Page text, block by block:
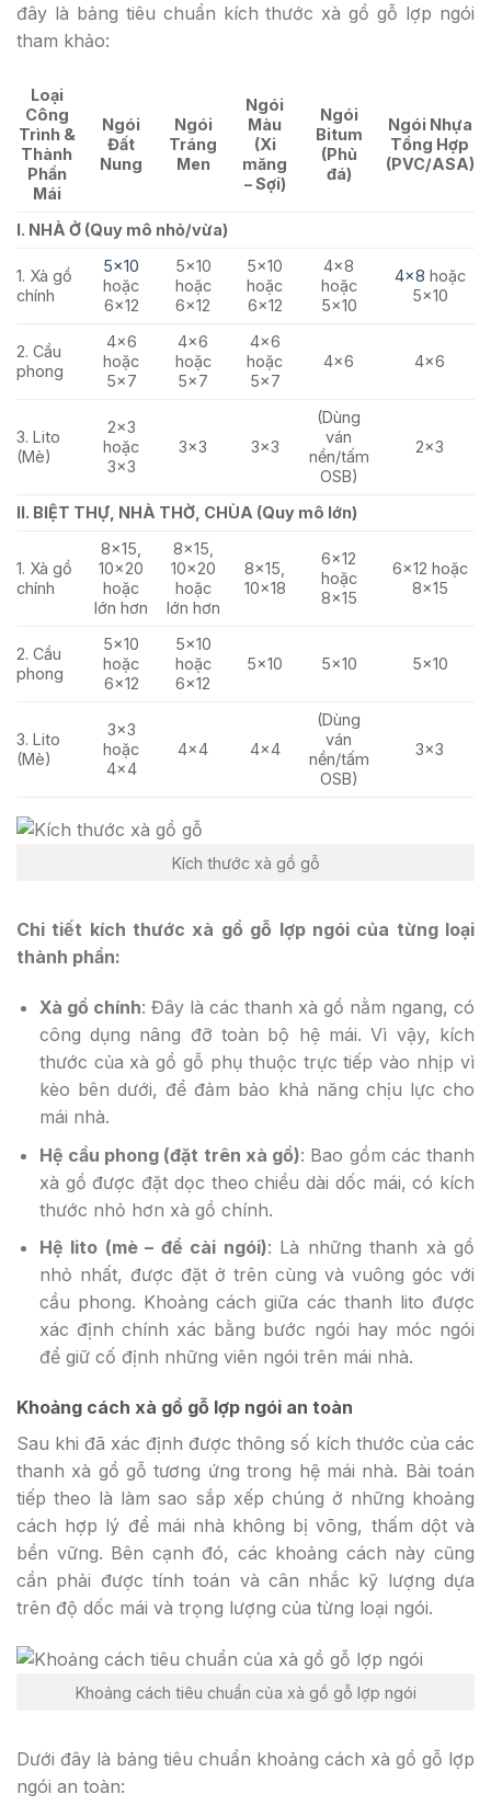
đây là bảng tiêu chuẩn kích thước xà gồ gỗ lợp ngói
tham khảo:
Loại
Công
Trình &
Thành
Phần
Mái
Ngói
Đất
Nung
Ngói
Tráng
Men
Ngói
Màu
(Xi
măng
– Sợi)
Ngói
Bitum
(Phủ
đá)
Ngói Nhựa
Tổng Hợp
(PVC/ASA)
I. NHÀ Ở (Quy mô nhỏ/vừa)
1. Xà gồ
chính
5×10
hoặc
6×12
5×10
hoặc
6×12
5×10
hoặc
6×12
4×8
hoặc
5×10
4×8 hoặc
5×10
2. Cầu
phong
4×6
hoặc
5×7
4×6
hoặc
5×7
4×6
hoặc
5×7
4×6 4×6
3. Lito
(Mè)
2×3
hoặc
3×3
3×3 3×3
(Dùng
ván
nền/tấm
OSB)
2×3
II. BIỆT THỰ, NHÀ THỜ, CHÙA (Quy mô lớn)
1. Xà gồ
chính
8×15,
10×20
hoặc
lớn hơn
8×15,
10×20
hoặc
lớn hơn
8×15,
10×18
6×12
hoặc
8×15
6×12 hoặc
8×15
2. Cầu
phong
5×10
hoặc
6×12
5×10
hoặc
6×12
5×10 5×10 5×10
3. Lito
(Mè)
3×3
hoặc
4×4
4×4 4×4
(Dùng
ván
nền/tấm
OSB)
3×3
Kích thước xà gồ gỗ
Chi tiết kích thước xà gồ gỗ lợp ngói của từng loại
thành phần:
Xà gồ chính: Đây là các thanh xà gồ nằm ngang, có
công dụng nâng đỡ toàn bộ hệ mái. Vì vậy, kích
thước của xà gồ gỗ phụ thuộc trực tiếp vào nhịp vì
kèo bên dưới, để đảm bảo khả năng chịu lực cho
mái nhà.
Hệ cầu phong (đặt trên xà gồ): Bao gồm các thanh
xà gồ được đặt dọc theo chiều dài dốc mái, có kích
thước nhỏ hơn xà gồ chính.
Hệ lito (mè – để cài ngói): Là những thanh xà gồ
nhỏ nhất, được đặt ở trên cùng và vuông góc với
cầu phong. Khoảng cách giữa các thanh lito được
xác định chính xác bằng bước ngói hay móc ngói
để giữ cố định những viên ngói trên mái nhà.
Khoảng cách xà gồ gỗ lợp ngói an toàn
Sau khi đã xác định được thông số kích thước của các
thanh xà gồ gỗ tương ứng trong hệ mái nhà. Bài toán
tiếp theo là làm sao sắp xếp chúng ở những khoảng
cách hợp lý để mái nhà không bị võng, thấm dột và
bền vững. Bên cạnh đó, các khoảng cách này cũng
cần phải được tính toán và cân nhắc kỹ lượng dựa
trên độ dốc mái và trọng lượng của từng loại ngói.
Khoảng cách tiêu chuẩn của xà gồ gỗ lợp ngói
Dưới đây là bảng tiêu chuẩn khoảng cách xà gồ gỗ lợp
ngói an toàn: